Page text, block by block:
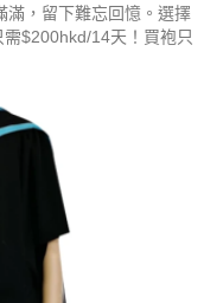
滿，留下難忘回憶。選擇
$200hkd/14天！買袍只